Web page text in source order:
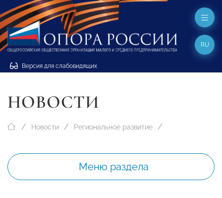
Версия для слабовидящих
RU
НОВОСТИ
Новости Региональное развитие
Меню раздела